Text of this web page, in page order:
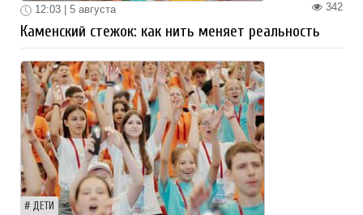
342
12:03 | 5 августа
Каменский стежок: как нить меняет реальность
ДЕТИ